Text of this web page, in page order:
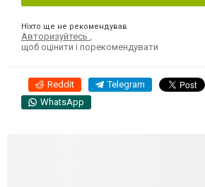
Ніхто ще не рекомендував
Авторизуйтесь
щоб оцінити і порекомендувати
Reddit Telegram
WhatsApp